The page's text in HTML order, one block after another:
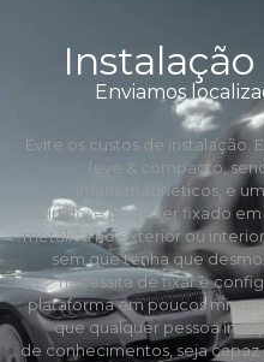
Enviamos
Evite os custos de instalação.
leve & compacto,
ímans mágneticos, e
incluído, e pode ser fixado
metálica no exterior ou
sem que tenha que
necessita de fixar e
plataforma em poucos
que qualquer pessoa
de conhecimentos, seja